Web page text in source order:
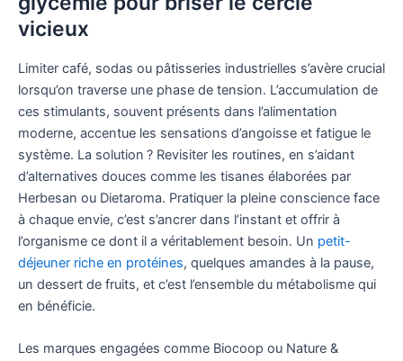
vicieux
Limiter café, sodas ou pâtisseries industrielles s’avère crucial
lorsqu’on traverse une phase de tension. L’accumulation de
ces stimulants, souvent présents dans l’alimentation
moderne, accentue les sensations d’angoisse et fatigue le
système. La solution ? Revisiter les routines, en s’aidant
d’alternatives douces comme les tisanes élaborées par
Herbesan ou Dietaroma. Pratiquer la pleine conscience face
à chaque envie, c’est s’ancrer dans l’instant et offrir à
l’organisme ce dont il a véritablement besoin. Un petit-
déjeuner riche en protéines, quelques amandes à la pause,
un dessert de fruits, et c’est l’ensemble du métabolisme qui
en bénéficie.
Les marques engagées comme Biocoop ou Nature &